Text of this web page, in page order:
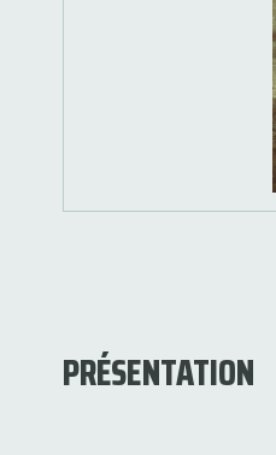
PRÉSENTATION